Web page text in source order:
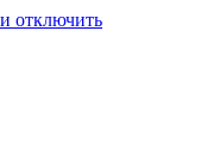
отключить